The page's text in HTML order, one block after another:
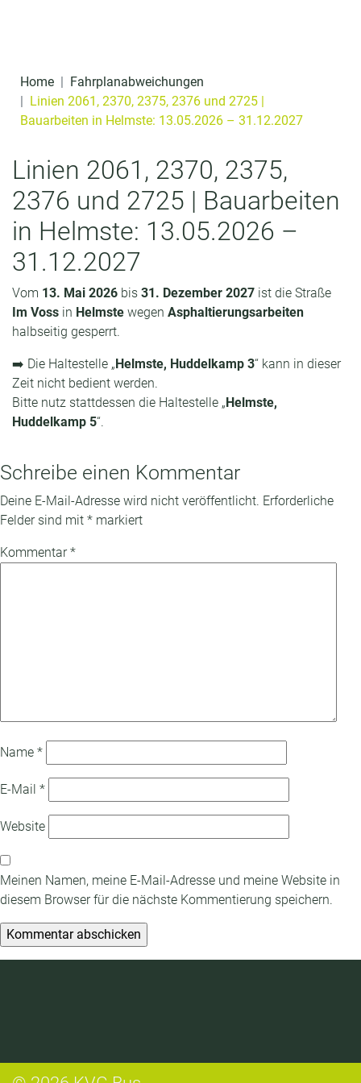
Home
Fahrplanabweichungen
Linien 2061, 2370, 2375, 2376 und 2725 |
Bauarbeiten in Helmste: 13.05.2026 – 31.12.2027
Linien 2061, 2370, 2375,
2376 und 2725 | Bauarbeiten
in Helmste: 13.05.2026 –
31.12.2027
Vom 13. Mai 2026 bis 31. Dezember 2027 ist die Straße
Im Voss in Helmste wegen Asphaltierungsarbeiten
halbseitig gesperrt.
➡️ Die Haltestelle „Helmste, Huddelkamp 3“ kann in dieser
Zeit nicht bedient werden.
Bitte nutz stattdessen die Haltestelle „Helmste,
Huddelkamp 5“.
Schreibe einen Kommentar
Deine E-Mail-Adresse wird nicht veröffentlicht. Erforderliche
Felder sind mit * markiert
Kommentar*
Name *
E-Mail *
Website
Meinen Namen, meine E-Mail-Adresse und meine Website in
diesem Browser für die nächste Kommentierung speichern.